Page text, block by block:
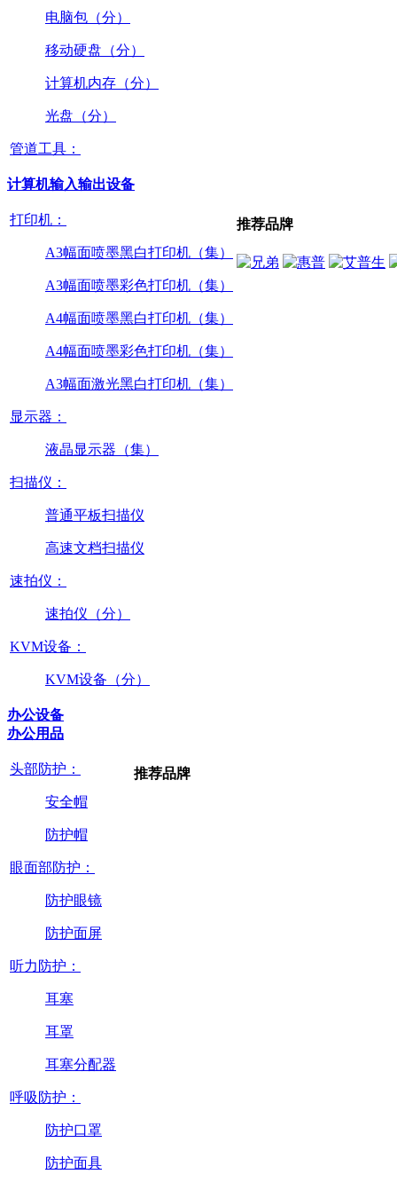
电脑包（分）
移动硬盘（分）
计算机内存（分）
光盘（分）
管道工具：
计算机输入输出设备
打印机：
A3幅面喷墨黑白打印机（集）
A3幅面喷墨彩色打印机（集）
A4幅面喷墨黑白打印机（集）
A4幅面喷墨彩色打印机（集）
A3幅面激光黑白打印机（集）
显示器：
液晶显示器（集）
扫描仪：
普通平板扫描仪
高速文档扫描仪
速拍仪：
速拍仪（分）
KVM设备：
KVM设备（分）
推荐品牌
办公设备
办公用品
头部防护：
安全帽
防护帽
眼面部防护：
防护眼镜
防护面屏
听力防护：
耳塞
耳罩
耳塞分配器
呼吸防护：
防护口罩
防护面具
推荐品牌